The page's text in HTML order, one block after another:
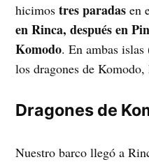
hicimos tres paradas en
en Rinca, después en
Komodo. En ambas
los dragones de
Dragones de
Nuestro barco llegó a